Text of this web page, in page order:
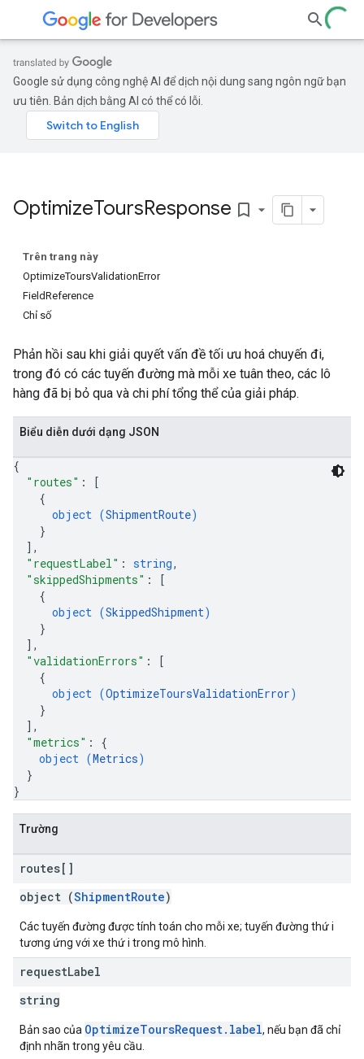
Google sử dụng công nghệ AI để dịch nội dung sang ngôn ngữ bạn
ưu tiên. Bản dịch bằng AI có thể có lỗi.
OptimizeToursResponse bookmark_border
Trên trang này
OptimizeToursValidationError
FieldReference
Chỉ số
Phản hồi sau khi giải quyết vấn đề tối ưu hoá chuyến đi,
trong đó có các tuyến đường mà mỗi xe tuân theo, các lô
hàng đã bị bỏ qua và chi phí tổng thể của giải pháp.
Biểu diễn dưới dạng JSON
{
"routes" :
[
{
object (ShipmentRoute)
}
] ,
"requestLabel" : string,
"skippedShipments" :
[
{
object (SkippedShipment)
}
] ,
"validationErrors" :
[
{
object (OptimizeToursValidationError)
}
] ,
"metrics" : {
object (Metrics)
}
}
Trường
routes[]
object (ShipmentRoute)
Các tuyến đường được tính toán cho mỗi xe; tuyến đường thứ i
tương ứng với xe thứ i trong mô hình.
requestLabel
string
Bản sao của OptimizeToursRequest.label, nếu bạn đã chỉ
định nhãn trong yêu cầu.